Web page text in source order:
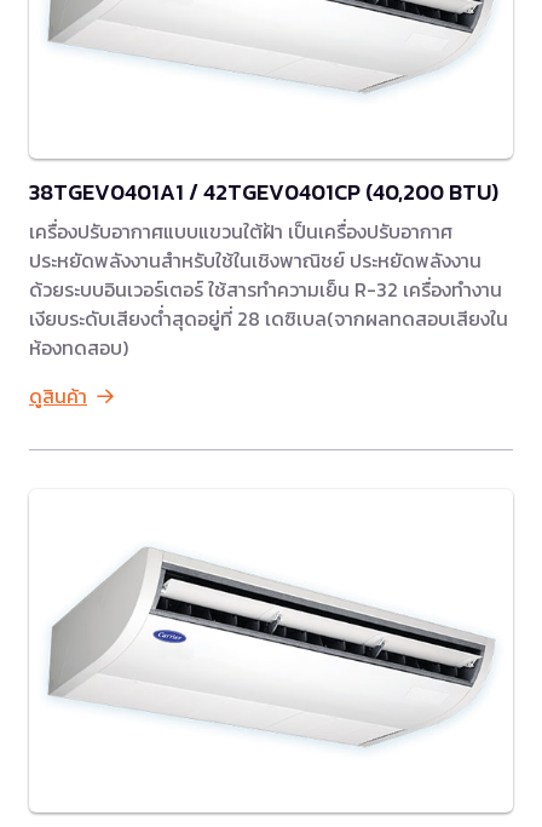
38TGEV0401A1 / 42TGEV0401CP (40,200 BTU)
เครื่องปรับอากาศแบบแขวนใต้ฝ้า เป็นเครื่องปรับอากาศ
ประหยัดพลังงานสำหรับใช้ในเชิงพาณิชย์ ประหยัดพลังงาน
ด้วยระบบอินเวอร์เตอร์ ใช้สารทำความเย็น R-32 เครื่องทำงาน
เงียบระดับเสียงต่ำสุดอยู่ที่ 28 เดซิเบล(จากผลทดสอบเสียงใน
ห้องทดสอบ)
ดูสินค้า